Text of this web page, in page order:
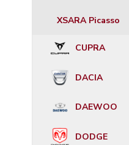
XSARA Picasso
CUPRA
DACIA
DAEWOO
DODGE